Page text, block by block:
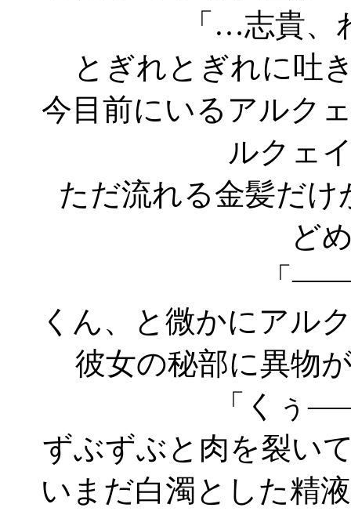
「…志貴、
とぎれとぎれに吐
今目前にいるアルク
ルクェ
ただ流れる金髪だ
ど
「
くん、と微かにアル
彼女の秘部に異物
「くぅ
ずぶずぶと肉を裂い
いまだ白濁とした精